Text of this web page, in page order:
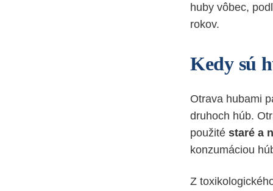
huby vôbec,
rokov.
Kedy sú
Otrava hubami
druhoch húb.
použité staré a
konzumáciou
Z